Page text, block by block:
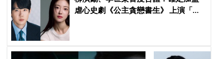
虐心史劇《公主貪戀書生》 上演「朝